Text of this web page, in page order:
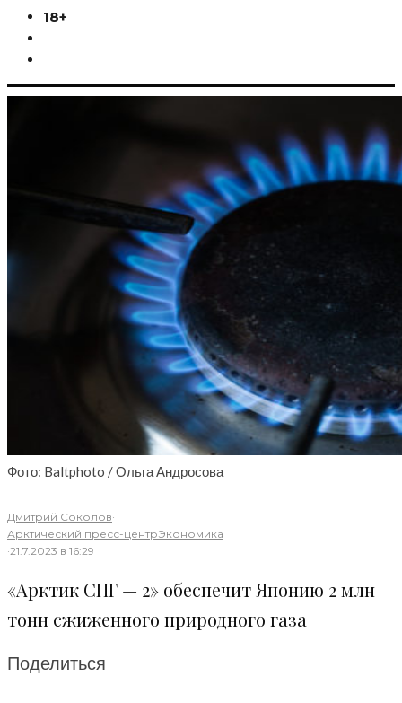
18+
Фото: Baltphoto / Ольга Андросова
Дмитрий Соколов·
Арктический пресс-центрЭкономика
·21.7.2023 в 16:29
«Арктик СПГ — 2» обеспечит Японию 2 млн
тонн сжиженного природного газа
Поделиться